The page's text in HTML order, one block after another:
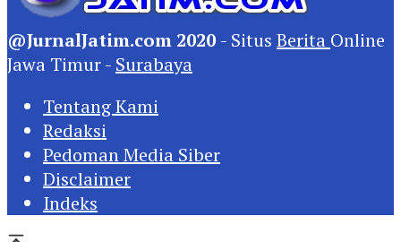
@JurnalJatim.com 2020 - Situs Berita Online
Jawa Timur - Surabaya
Tentang Kami
Redaksi
Pedoman Media Siber
Disclaimer
Indeks